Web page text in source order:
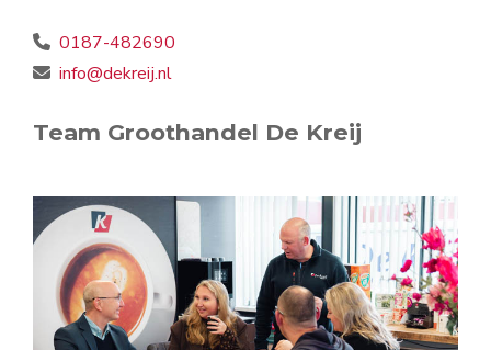
0187-482690
info@dekreij.nl
Team Groothandel De Kreij